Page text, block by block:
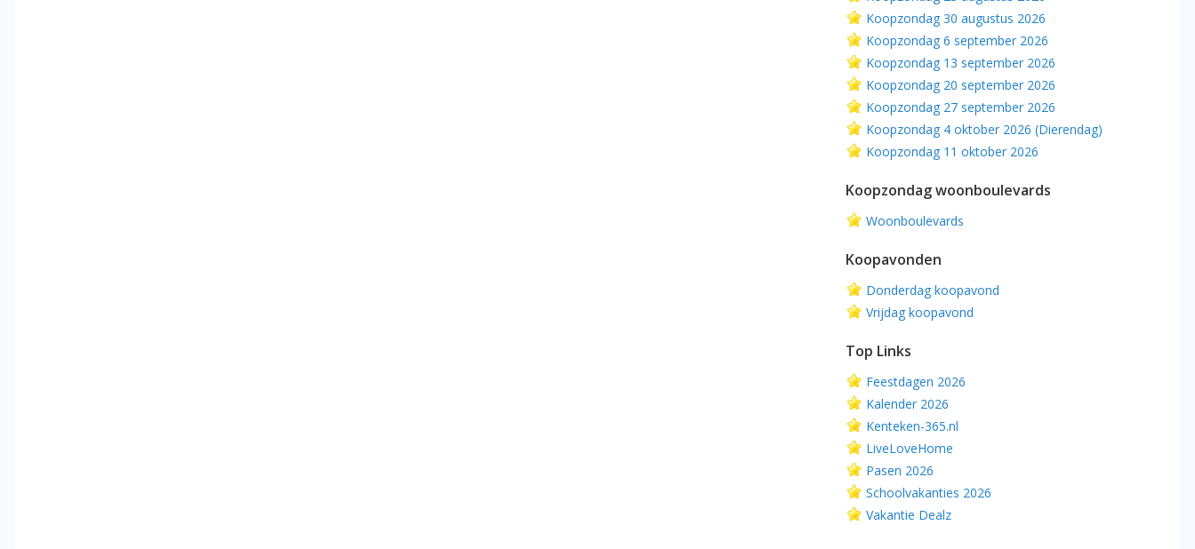
Koopzondag 30 augustus 2026
Koopzondag 6 september 2026
Koopzondag 13 september 2026
Koopzondag 20 september 2026
Koopzondag 27 september 2026
Koopzondag 4 oktober 2026 (Dierendag)
Koopzondag 11 oktober 2026
Koopzondag woonboulevards
Woonboulevards
Koopavonden
Donderdag koopavond
Vrijdag koopavond
Top Links
Feestdagen 2026
Kalender 2026
Kenteken-365.nl
LiveLoveHome
Pasen 2026
Schoolvakanties 2026
Vakantie Dealz